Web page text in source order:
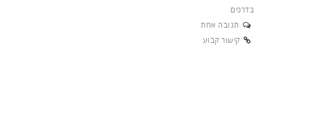
בדרכים
תגובה אחת
קישור קבוע